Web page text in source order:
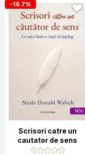
NOU
-16.7%
Scrisori catre un
cautator de sens